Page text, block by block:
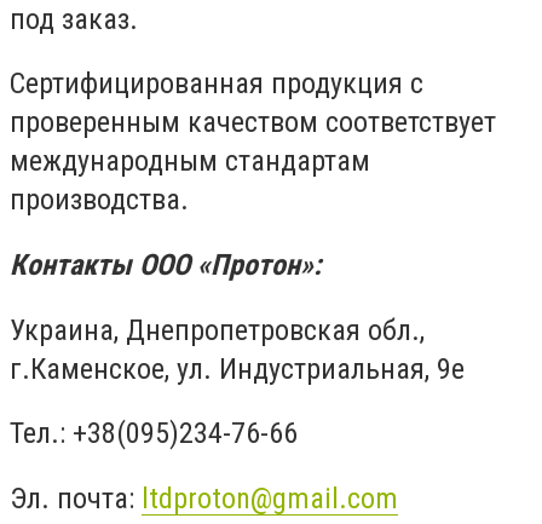
под заказ.
Сертифицированная продукция с
проверенным качеством соответствует
международным стандартам
производства.
Контакты ООО «Протон»:
Украина, Днепропетровская обл.,
г.Каменское, ул. Индустриальная, 9е
Тел.: +38(095)234-76-66
Эл. почта: ltdproton@gmail.com